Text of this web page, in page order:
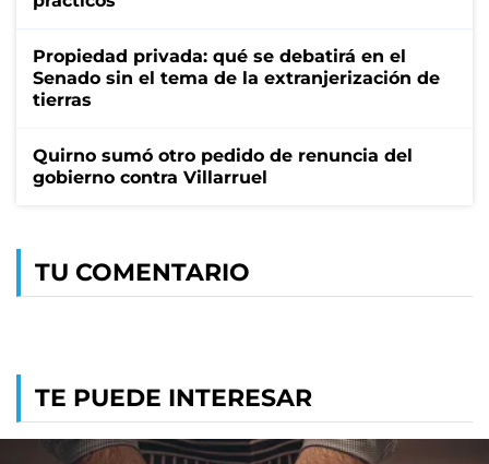
Propiedad privada: qué se debatirá en el
Senado sin el tema de la extranjerización de
tierras
Quirno sumó otro pedido de renuncia del
gobierno contra Villarruel
TU COMENTARIO
TE PUEDE INTERESAR